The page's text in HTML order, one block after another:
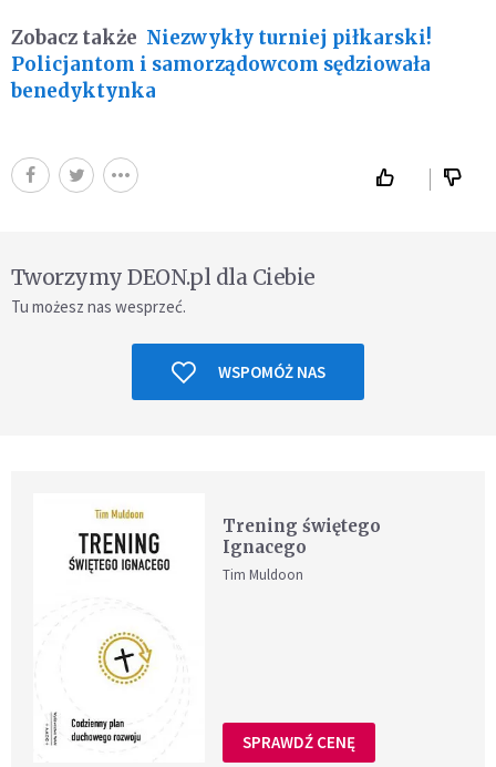
Zobacz także Niezwykły turniej piłkarski!
Policjantom i samorządowcom sędziowała
benedyktynka
Tworzymy DEON.pl dla Ciebie
Tu możesz nas wesprzeć.
WSPOMÓŻ NAS
Trening świętego
Ignacego
Tim Muldoon
SPRAWDŹ CENĘ